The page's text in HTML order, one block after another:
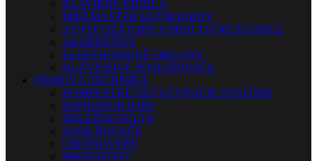
KLAVÍRNE KRÍDLA
MIDI MASTER KEYBOARDY
SYNTETIZÁTORY A PRACOVNÉ STANICE
AKORDEÓNY
ELEKTRONICKÉ ORGANY
KLÁVESOVÉ ZOSILŇOVAČE
PÓDIOVÁ TECHNIKA
KOMPLETNÉ OZVUČOVACIE SYSTÉMY
REPRODUKTORY
MIXÁŽNE PULTY
ZOSILŇOVAČE
CROSSOVERY
MIKROFÓNY